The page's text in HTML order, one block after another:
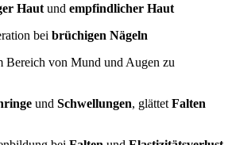
Haut und empfindlicher Haut
bei brüchigen Nägeln
Bereich von Mund und Augen zu
und Schwellungen, glättet Falten